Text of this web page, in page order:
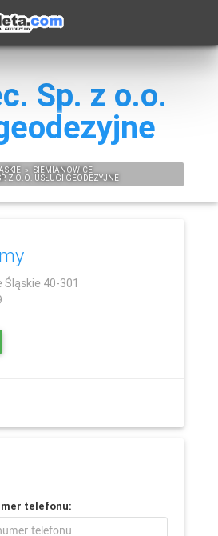
Sp. z o.o.
» SIEMIANOWICE
Z O.O. USŁUGI GEODEZYJNE
Śląskie 40-301
telefonu: